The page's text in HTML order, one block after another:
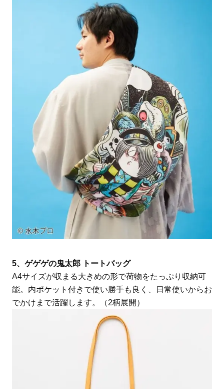
5、ゲゲゲの鬼太郎 トートバッグ
A4サイズが収まる大きめの形で荷物をたっぷり収納可
能。内ポケット付きで使い勝手も良く、日常使いからお
でかけまで活躍します。（2柄展開）